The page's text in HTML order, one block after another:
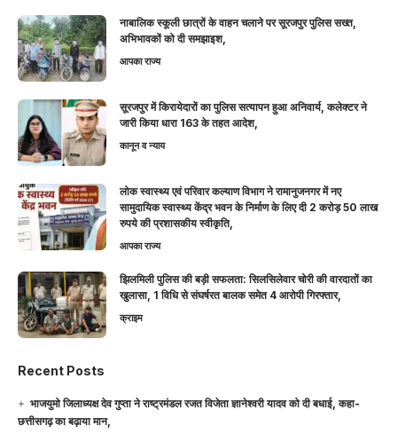
नाबालिक स्कूली छात्रों के वाहन चलाने पर सूरजपुर पुलिस सख्त,
अभिभावकों को दी समझाइश,
आपका राज्य
सूरजपुर में किरायेदारों का पुलिस सत्यापन हुआ अनिवार्य, कलेक्टर ने
जारी किया धारा 163 के तहत आदेश,
कानून व न्याय
लोक स्वास्थ्य एवं परिवार कल्याण विभाग ने रामानुजनगर में नए
सामुदायिक स्वास्थ्य केंद्र भवन के निर्माण के लिए दी 2 करोड़ 50 लाख
रुपये की प्रशासकीय स्वीकृति,
आपका राज्य
झिलमिली पुलिस की बड़ी सफलता: सिलसिलेवार चोरी की वारदातों का
खुलासा, 1 विधि से संघर्षरत बालक समेत 4 आरोपी गिरफ्तार,
क्राइम
Recent Posts
भाजयुमो जिलाध्यक्ष देव गुप्ता ने राष्ट्रमंडल रजत विजेता ज्ञानेश्वरी यादव को दी बधाई, कहा-
छत्तीसगढ़ का बढ़ाया मान,